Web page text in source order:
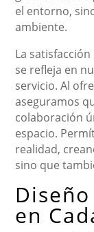
el entorno,
ambiente.
La
se refleja en
servicio. Al
aseguramos
colaboración
espacio.
realidad,
sino que
en